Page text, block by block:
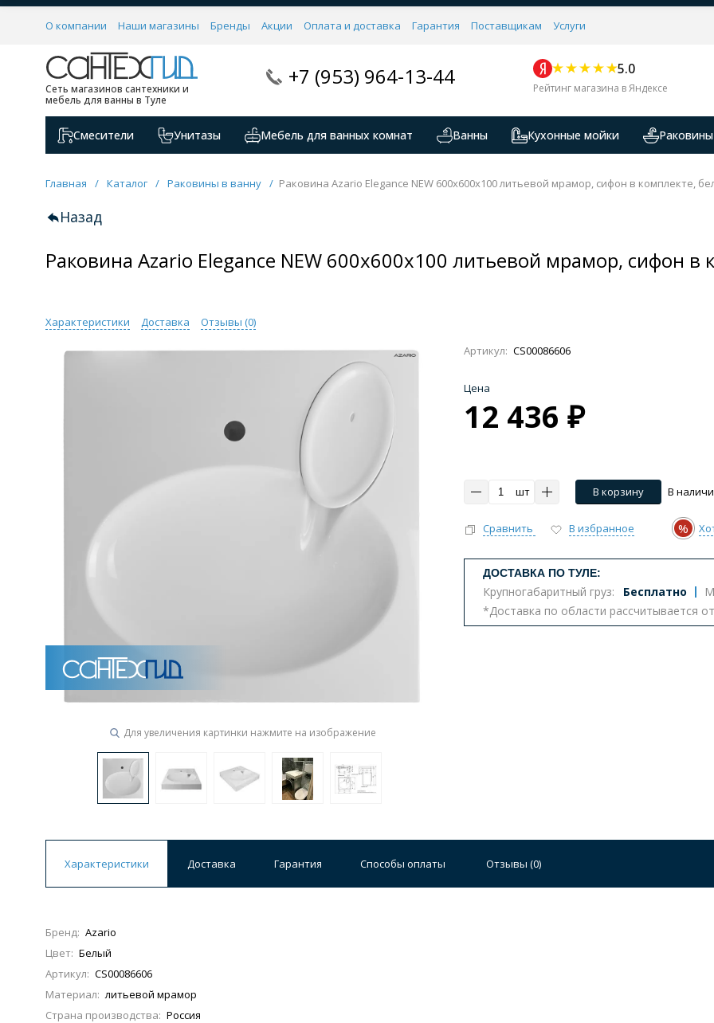
О компании Наши магазины Бренды Акции Оплата и доставка Гарантия Поставщикам Услуги
Сеть магазинов сантехники и
мебель для ванны в Туле
+7 (953) 964-13-44 5.0
Рейтинг магазина в Яндексе
Смесители Унитазы Мебель для ванных комнат Ванны Кухонные мойки Раковины
Главная / Каталог / Раковины в ванну / Раковина Azario Elegance NEW 600х600х100 литьевой мрамор, сифон в комплекте,
Назад
Раковина Azario Elegance NEW 600х600х100 литьевой мрамор, сифон в
Характеристики Доставка Отзывы (0)
Для увеличения картинки нажмите на изображение
Артикул: CS00086606
Цена
12 436 ₽
шт В корзину В
Сравнить В избранное %
ДОСТАВКА ПО ТУЛЕ:
Крупногабаритный груз: Бесплатно
*Доставка по области рассчитывается
Характеристики Доставка Гарантия Способы оплаты Отзывы (0)
Бренд: Azario
Цвет: Белый
Артикул: CS00086606
Материал: литьевой мрамор
Страна производства: Россия